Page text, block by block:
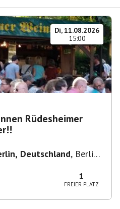
Di, 11.08.2026
15:00
Rüdesheimer
Deutschland, Berlin-
1
FREIER PLATZ